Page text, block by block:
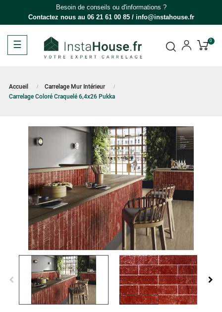
Besoin de conseils ou d'informations ?
Contactez nous au 06 21 61 00 85/ info@instahouse.fr
Basculer
la
☰ 0
Accueil
Carrelage Mur Intérieur
Carrelage Coloré Craquelé 6,4x26 Pukka